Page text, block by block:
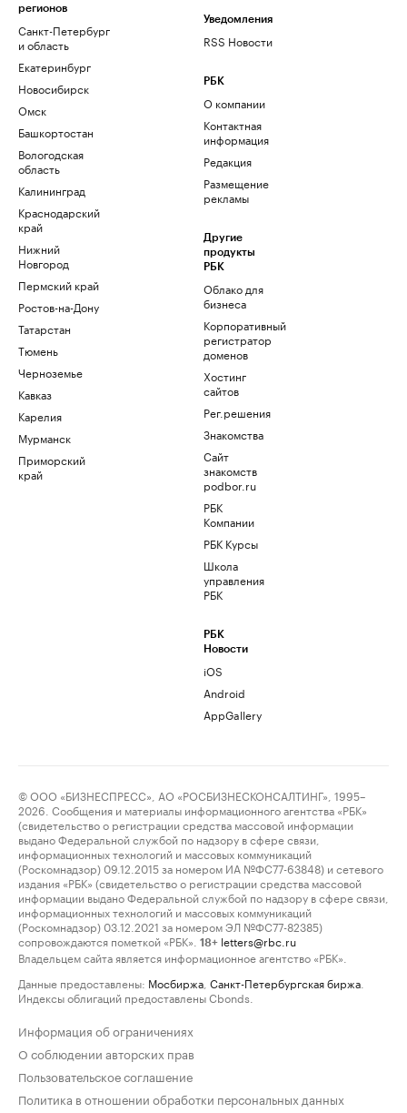
регионов
Санкт-Петербург
и область
Екатеринбург
Новосибирск
Омск
Башкортостан
Вологодская
область
Калининград
Краснодарский
край
Нижний
Новгород
Пермский край
Ростов-на-Дону
Татарстан
Тюмень
Черноземье
Кавказ
Карелия
Мурманск
Приморский
край
Уведомления
RSS Новости
РБК
О компании
Контактная
информация
Редакция
Размещение
рекламы
Другие
продукты
РБК
Облако для
бизнеса
Корпоративный
регистратор
доменов
Хостинг
сайтов
Рег.решения
Знакомства
Сайт
знакомств
podbor.ru
РБК
Компании
РБК Курсы
Школа
управления
РБК
РБК
Новости
iOS
Android
AppGallery
© ООО «БИЗНЕСПРЕСС», АО «РОСБИЗНЕСКОНСАЛТИНГ», 1995–
2026. Сообщения и материалы информационного агентства «РБК»
(свидетельство о регистрации средства массовой информации
выдано Федеральной службой по надзору в сфере связи,
информационных технологий и массовых коммуникаций
(Роскомнадзор) 09.12.2015 за номером ИА №ФС77-63848) и сетевого
издания «РБК» (свидетельство о регистрации средства массовой
информации выдано Федеральной службой по надзору в сфере связи,
информационных технологий и массовых коммуникаций
(Роскомнадзор) 03.12.2021 за номером ЭЛ №ФС77-82385)
сопровождаются пометкой «РБК».
18+ letters@rbc.ru
Владельцем сайта является информационное агентство «РБК».
Данные предоставлены: Мосбиржа Санкт-Петербургская биржа
Индексы облигаций предоставлены Cbonds.
Информация об ограничениях
О соблюдении авторских прав
Пользовательское соглашение
Политика в отношении обработки персональных данных